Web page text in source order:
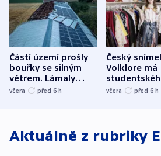
Částí území prošly
bouřky se silným
větrem. Lámaly
stromy a poničily
včera před 6 h
Český
Volklore má
Oscara,
včera před 6 h
Aktuálně z rubriky